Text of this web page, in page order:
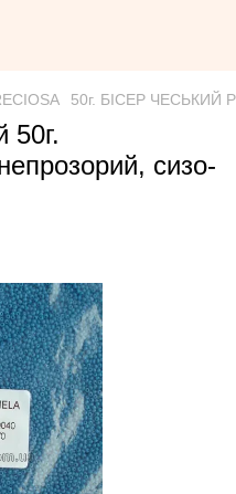
50г. БІСЕР ЧЕСЬКИЙ
50г.
сизо-